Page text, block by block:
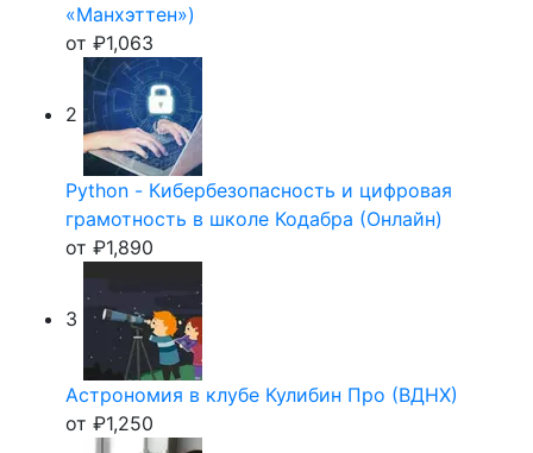
«Манхэттен»)
от ₽1,063
2
Python - Кибербезопасность и цифровая
грамотность в школе Кодабра (Онлайн)
от ₽1,890
3
Астрономия в клубе Кулибин Про (ВДНХ)
от ₽1,250